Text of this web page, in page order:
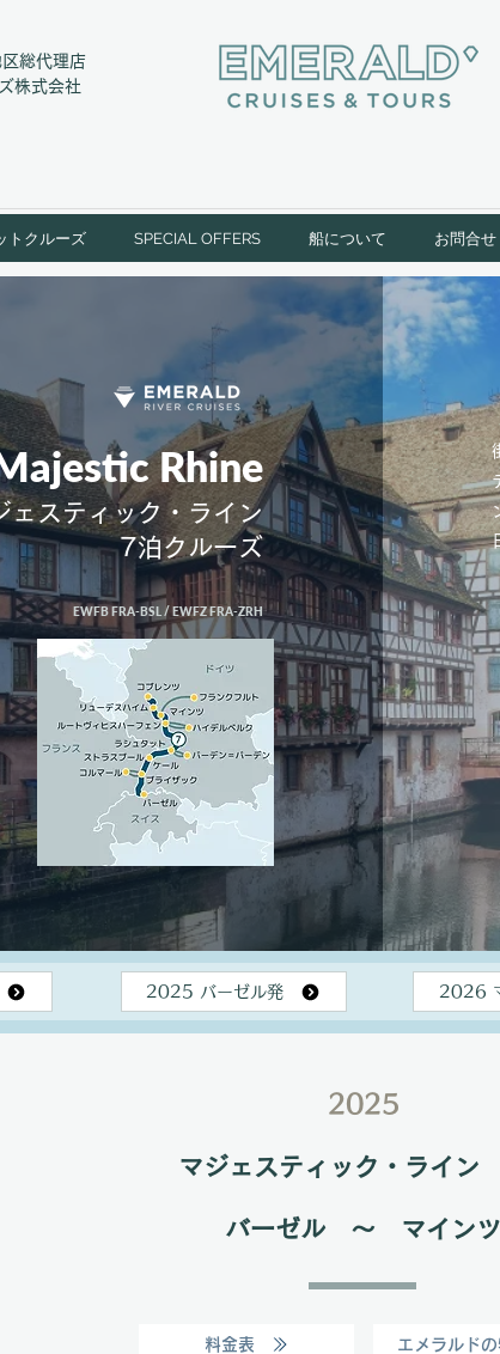
総代理店
株式会社
トクルーズ SPECIAL OFFERS 船について お問合せ
Rhine
ェスティック・ライン
7泊クルーズ
​EWFB FRA-BSL / EWFZ FRA-ZRH
2025 バーゼル発 2026
​2025
マジェスティック・ライ
バーゼル ～ マインツ
料金表 エメラルド